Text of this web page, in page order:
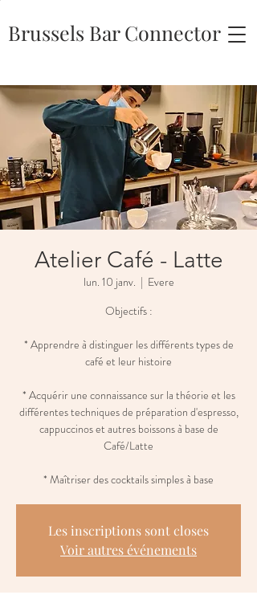
Brussels Bar Connector
Atelier Café - Latte
lun. 10 janv.
  |
Evere
Objectifs :
* Apprendre à distinguer les différents types de
café et leur histoire
* Acquérir une connaissance sur la théorie et les
différentes techniques de préparation d'espresso,
cappuccinos et autres boissons à base de
Café/Latte
* Maîtriser des cocktails simples à base
Les inscriptions sont closes
Voir autres événements